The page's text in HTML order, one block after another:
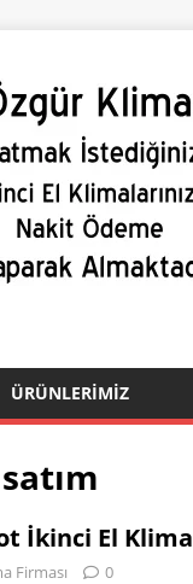
ÜRÜNLERIMIZ
İkinci El Klima
Firması 0